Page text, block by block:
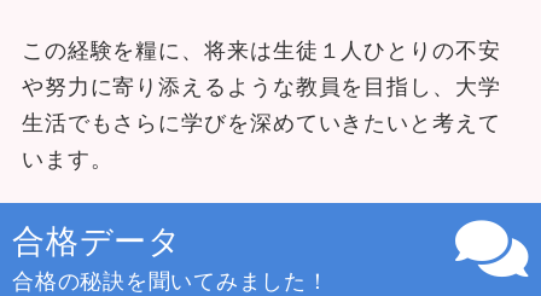
この経験を糧に、将来は生徒１人ひとりの不安
や努力に寄り添えるような教員を目指し、大学
生活でもさらに学びを深めていきたいと考えて
います。
合格データ
合格の秘訣を聞いてみました！